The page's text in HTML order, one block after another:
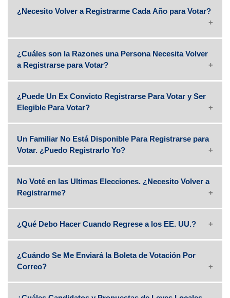
¿Necesito Volver a Registrarme Cada Año para Votar?
¿Cuáles son la Razones una Persona Necesita Volver
a Registrarse para Votar?
¿Puede Un Ex Convicto Registrarse Para Votar y Ser
Elegible Para Votar?
Un Familiar No Está Disponible Para Registrarse para
Votar. ¿Puedo Registrarlo Yo?
No Voté en las Ultimas Elecciones. ¿Necesito Volver a
Registrarme?
¿Qué Debo Hacer Cuando Regrese a los EE. UU.?
¿Cuándo Se Me Enviará la Boleta de Votación Por
Correo?